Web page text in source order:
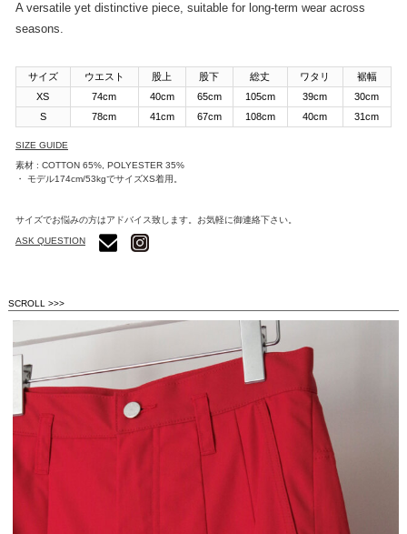
A versatile yet distinctive piece, suitable for long-term wear across
seasons.
サイズ ウエスト 股上 股下 総丈 ワタリ
裾幅
XS
74cm 40cm 65cm 105cm 39cm
30cm
S
78cm 41cm 67cm 108cm 40cm 31cm
SIZE GUIDE
素材 : COTTON 65%, POLYESTER 35%
・ モデル174cm/53kgでサイズXS着用。
サイズでお悩みの方はアドバイス致します。お気軽に御連絡下さい。
ASK QUESTION
SCROLL >>>